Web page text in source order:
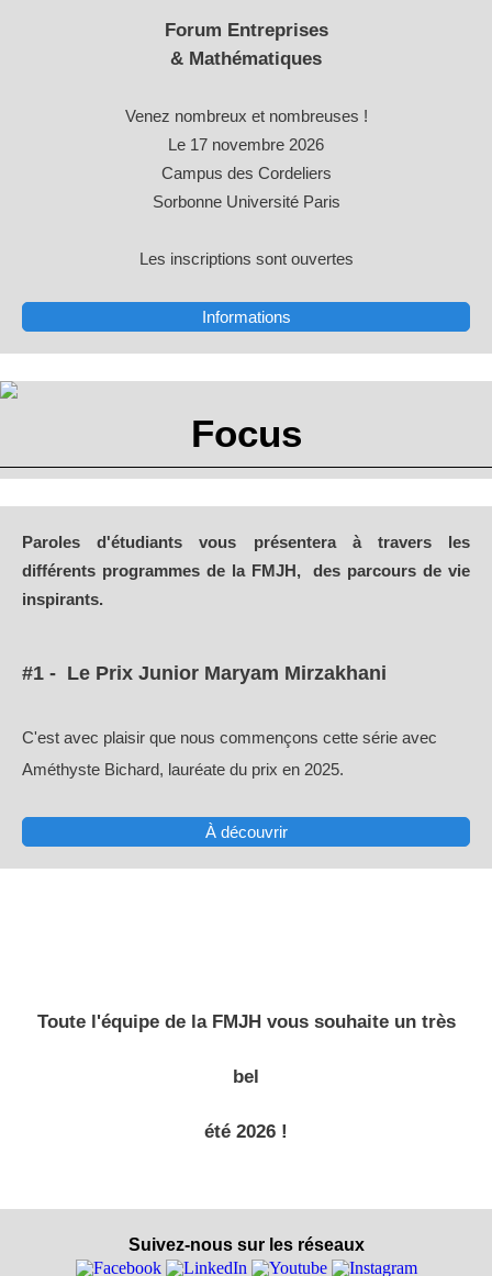
Forum Entreprises
& Mathématiques
Venez nombreux et nombreuses !
Le 17 novembre 2026
Campus des Cordeliers
Sorbonne Université Paris
Les inscriptions sont ouvertes
Informations
Focus
Paroles d'étudiants vous présentera à travers les
différents programmes de la FMJH, des parcours de vie
inspirants.
#1 - Le Prix Junior Maryam Mirzakhani
C'est avec plaisir que nous commençons cette série avec
Améthyste Bichard, lauréate du prix en 2025.
À découvrir
Toute l'équipe de la FMJH vous souhaite un très
bel
été 2026 !
Suivez-nous sur les réseaux